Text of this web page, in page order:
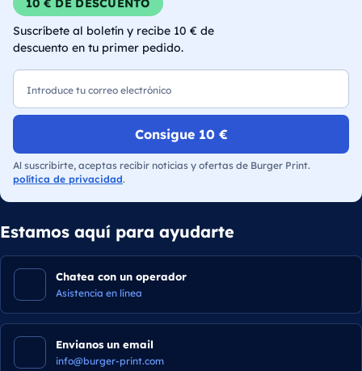
10 € DE DESCUENTO
Suscríbete al boletín y recibe 10 € de
descuento en tu primer pedido.
Consigue 10 €
Al suscribirte, aceptas recibir noticias y ofertas de Burger Print.
política de privacidad.
Estamos aquí para ayudarte
Chatea con un operador
Asistencia en línea
Envianos un email
info@burger-print.com